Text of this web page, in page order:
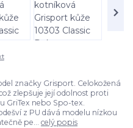
značky Grisport. Celokožená
zlepšuje její odolnost proti
GriTex nebo Spo-tex.
z PU dává modelu nízkou
pe... celý popis